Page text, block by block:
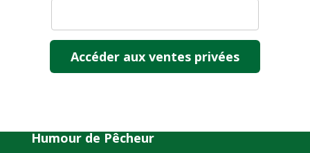
Humour de Pêcheur